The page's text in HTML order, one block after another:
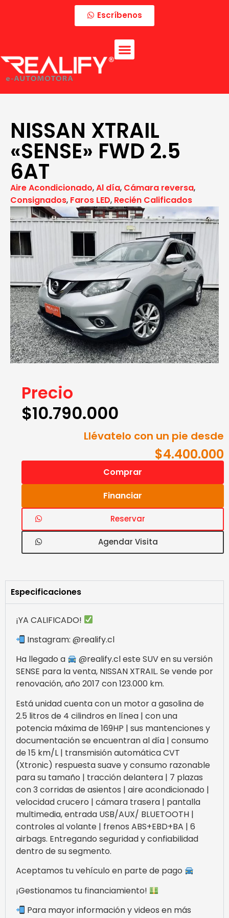
Escríbenos
NISSAN XTRAIL
«SENSE» FWD 2.5
6AT
Aire Acondicionado,Al día, Cámara reversa,
Consignados, Faros LED, Recién Calificados
Precio
$10.790.000
Llévatelo con un pie desde
$4.400.000
Comprar
Financiar
Reservar
Agendar Visita
Especificaciones
¡YA CALIFICADO!
Instagram: @realify.cl
Ha llegado a
@realify.cl este SUV en su versión
SENSE para la venta, NISSAN XTRAIL. Se vende por
renovación, año 2017 con 123.000 km.
Está unidad cuenta con un motor a gasolina de
2.5 litros de 4 cilindros en línea | con una
potencia máxima de 169HP | sus mantenciones y
documentación se encuentran al día | consumo
de 15 km/L | transmisión automática CVT
(Xtronic) respuesta suave y consumo razonable
para su tamaño | tracción delantera | 7 plazas
con 3 corridas de asientos | aire acondicionado |
velocidad crucero | cámara trasera | pantalla
multimedia, entrada USB/AUX/ BLUETOOTH |
controles al volante | frenos ABS+EBD+BA | 6
airbags. Entregando seguridad y confiabilidad
dentro de su segmento.
Aceptamos tu vehículo en parte de pago
¡Gestionamos tu financiamiento!
Para mayor información y videos en más